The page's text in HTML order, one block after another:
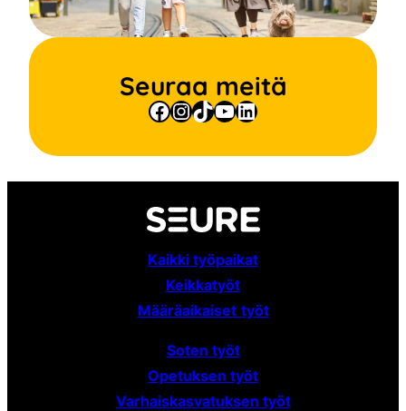
Seuraa meitä
Facebook
Instagram
TikTok
YouTube
LinkedIn
Kaikki työpaikat
Keikkatyöt
Määräaikaiset työt
Soten työt
Opetuksen työt
Varhaiskasvatuksen työt